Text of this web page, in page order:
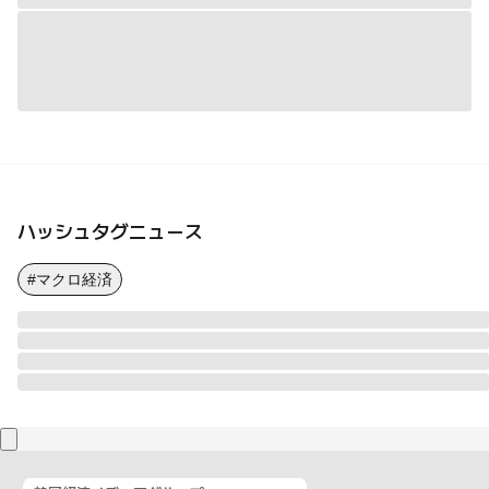
ハッシュタグニュース
#マクロ経済